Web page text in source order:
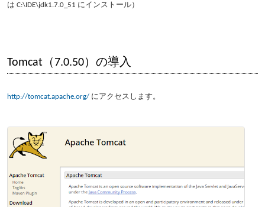
は C:\IDE\jdk1.7.0_51 にインストール）
Tomcat（7.0.50）の導入
http://tomcat.apache.org/ にアクセスします。